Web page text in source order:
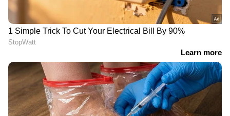
വിലക്കുറവിന് പുറമേയാണ് ഈ വിലക്കിഴിവ്.